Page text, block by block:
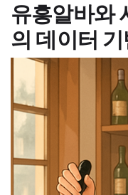
유흥알바와
의 데이터